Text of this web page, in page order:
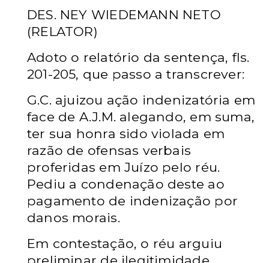
DES. NEY WIEDEMANN NETO
(RELATOR)
Adoto o relatório da sentença, fls.
201-205, que passo a transcrever:
G.C. ajuizou ação indenizatória em
face de A.J.M. alegando, em suma,
ter sua honra sido violada em
razão de ofensas verbais
proferidas em Juízo pelo réu.
Pediu a condenação deste ao
pagamento de indenização por
danos morais.
Em contestação, o réu arguiu